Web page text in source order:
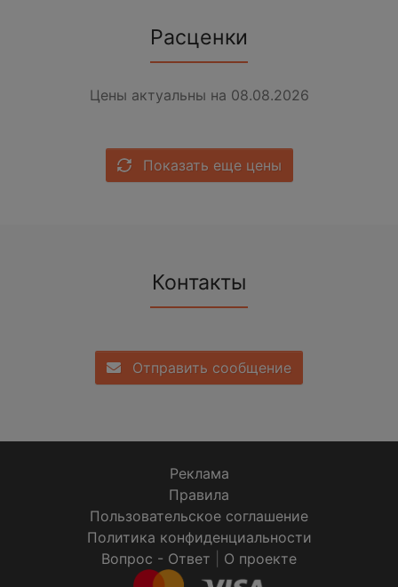
Расценки
Цены актуальны на 08.08.2026
Показать еще цены
Контакты
Отправить сообщение
Реклама
Правила
Пользовательское соглашение
Политика конфиденциальности
Вопрос - Ответ
О проекте